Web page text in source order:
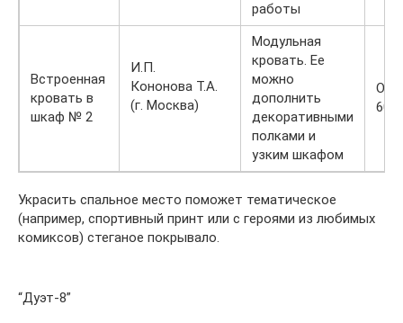
работы
Встроенная
кровать в
шкаф № 2
И.П.
Кононова Т.А.
(г. Москва)
Модульная
кровать. Ее
можно
дополнить
декоративными
полками и
узким шкафом
От
Украсить спальное место поможет тематическое
(например, спортивный принт или с героями из любимых
комиксов) стеганое покрывало.
“Дуэт-8”